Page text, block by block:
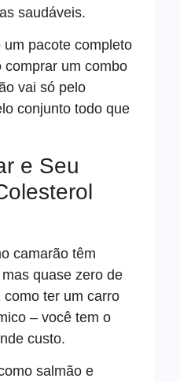
saudáveis.
pacote completo
comprar um combo
vai só pelo
conjunto todo que
e Seu
camarão têm
quase zero de
ter um carro
– você tem o
custo.
salmão e